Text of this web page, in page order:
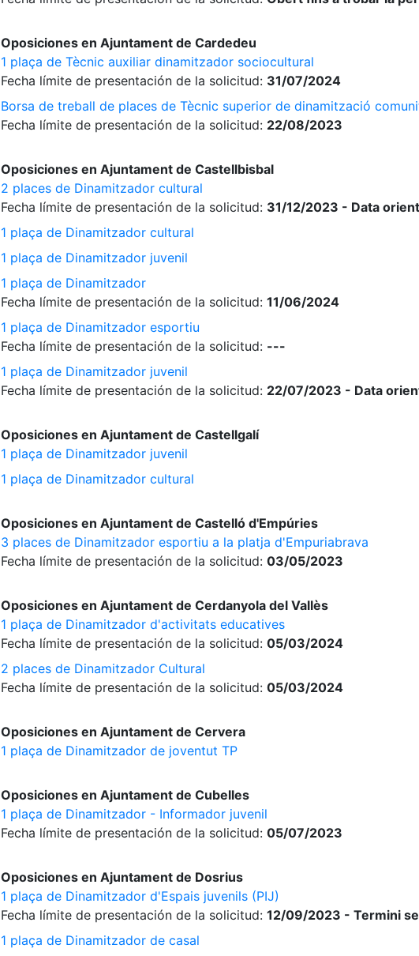
Oposiciones en Ajuntament de Cardedeu
1 plaça de Tècnic auxiliar dinamitzador sociocultural
Fecha límite de presentación de la solicitud: 31/07/2024
Borsa de treball de places de Tècnic superior de dinamització
Fecha límite de presentación de la solicitud: 22/08/2023
Oposiciones en Ajuntament de Castellbisbal
2 places de Dinamitzador cultural
Fecha límite de presentación de la solicitud: 31/12/2023 - Data
1 plaça de Dinamitzador cultural
1 plaça de Dinamitzador juvenil
1 plaça de Dinamitzador
Fecha límite de presentación de la solicitud: 11/06/2024
1 plaça de Dinamitzador esportiu
Fecha límite de presentación de la solicitud: ---
1 plaça de Dinamitzador juvenil
Fecha límite de presentación de la solicitud: 22/07/2023 - Data
Oposiciones en Ajuntament de Castellgalí
1 plaça de Dinamitzador juvenil
1 plaça de Dinamitzador cultural
Oposiciones en Ajuntament de Castelló d'Empúries
3 places de Dinamitzador esportiu a la platja d'Empuriabrava
Fecha límite de presentación de la solicitud: 03/05/2023
Oposiciones en Ajuntament de Cerdanyola del Vallès
1 plaça de Dinamitzador d'activitats educatives
Fecha límite de presentación de la solicitud: 05/03/2024
2 places de Dinamitzador Cultural
Fecha límite de presentación de la solicitud: 05/03/2024
Oposiciones en Ajuntament de Cervera
1 plaça de Dinamitzador de joventut TP
Oposiciones en Ajuntament de Cubelles
1 plaça de Dinamitzador - Informador juvenil
Fecha límite de presentación de la solicitud: 05/07/2023
Oposiciones en Ajuntament de Dosrius
1 plaça de Dinamitzador d'Espais juvenils (PIJ)
Fecha límite de presentación de la solicitud: 12/09/2023 - Termini
1 plaça de Dinamitzador de casal